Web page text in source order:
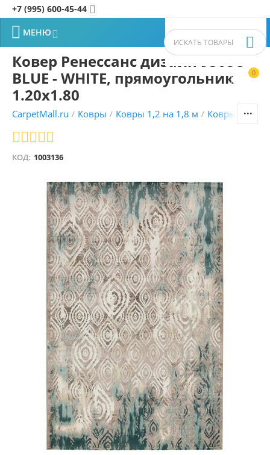
+7 (995) 600-45-44 
0



 МЕНЮ
Ковер Ренессанс дизайн 9368C
BLUE - WHITE, прямоугольник
1.20x1.80
CarpetMall.ru / Ковры / Ковры 1,2 на 1,8 м / Ковры
КОД: 1003136